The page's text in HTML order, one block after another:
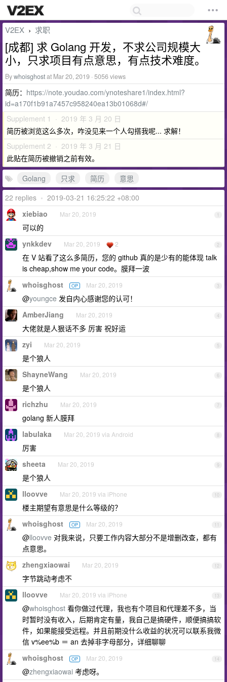
V2EX › 求职
[成都] 求 Golang 开发，不求公司规模大
小，只求项目有点意思，有点技术难度。
Bywhoisghostat Mar 20, 2019 · 5056 views
简历： https://note.youdao.com/ynoteshare1/index.html?
id=a170f1b91a7457c958240ea13b01068d#/
Supplement 1 · 2019 年 3 月 20 日
简历被浏览这么多次，咋没见来一个人勾搭我呢... 求解！
Supplement 2 · 2019 年 3 月 21 日
此贴在简历被撤销之前有效。
Golang
只求 简历
意思
22 replies • 2019-03-21 16:25:22 +08:00
1
xiebiao Mar 20, 2019
可以的
2
ynkkdev Mar 20, 2019 2
在 V 站看了这么多简历，您的 github 真的是少有的能体现 talk
is cheap,show me your code。膜拜一波
3
whoisghost OP Mar 20, 2019
@youngce 发自内心感谢您的认可！
4
AmberJiang Mar 20, 2019
大佬就是人狠话不多 厉害 祝好运
5
zyi Mar 20, 2019
是个狼人
6
ShayneWang Mar 20, 2019
是个狼人
7
richzhu Mar 20, 2019
golang 新人膜拜
8
labulaka Mar 20, 2019 via Android
厉害
9
sheeta Mar 20, 2019
是个狼人
10
lloovve Mar 20, 2019 via iPhone
楼主期望有意思是什么等级的？
11
whoisghost OP Mar 20, 2019
@lloovve 对我来说，只要工作内容大部分不是增删改查，都有
点意思。
12
zhengxiaowai Mar 20, 2019
字节跳动考虑不
13
lloovve Mar 20, 2019 via iPhone
@whoisghost 看你做过代理，我也有个项目和代理差不多，当
时暂时没有收入，后期肯定有量，我自己是搞硬件，顺便搞搞软
件，如果能接受远程。并且前期没什么收益的状况可以联系我微
信 v%ee%b ＝ an 去掉非字母部分，详细聊聊
14
whoisghost OP Mar 20, 2019
@zhengxiaowai 考虑呀。